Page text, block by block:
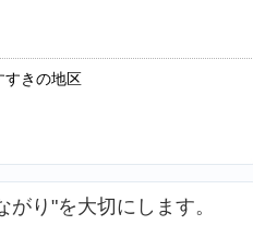
すきの地区
り"を大切にします。